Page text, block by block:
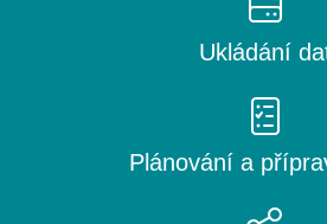
Ukládání
Plánování a